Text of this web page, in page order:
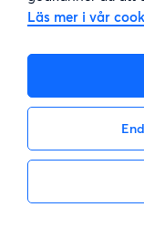
Läs mer i vår
Inte
Kundtjänst
08-22 00
E-post: